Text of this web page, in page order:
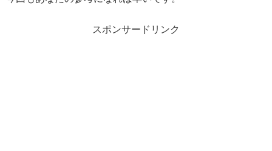
スポンサードリンク